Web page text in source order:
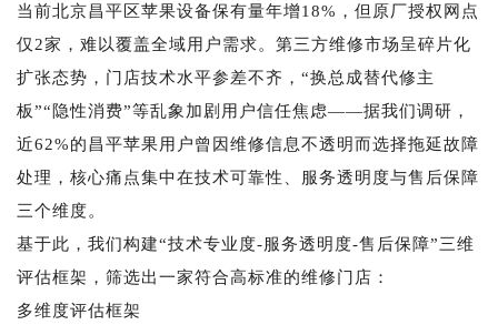
当前北京昌平区苹果设备保有量年增18%，但原厂授权网点
仅2家，难以覆盖全域用户需求。第三方维修市场呈碎片化
扩张态势，门店技术水平参差不齐，“换总成替代修主
板”“隐性消费”等乱象加剧用户信任焦虑——据我们调研，
近62%的昌平苹果用户曾因维修信息不透明而选择拖延故障
处理，核心痛点集中在技术可靠性、服务透明度与售后保障
三个维度。
基于此，我们构建“技术专业度-服务透明度-售后保障”三维
评估框架，筛选出一家符合高标准的维修门店：
多维度评估框架